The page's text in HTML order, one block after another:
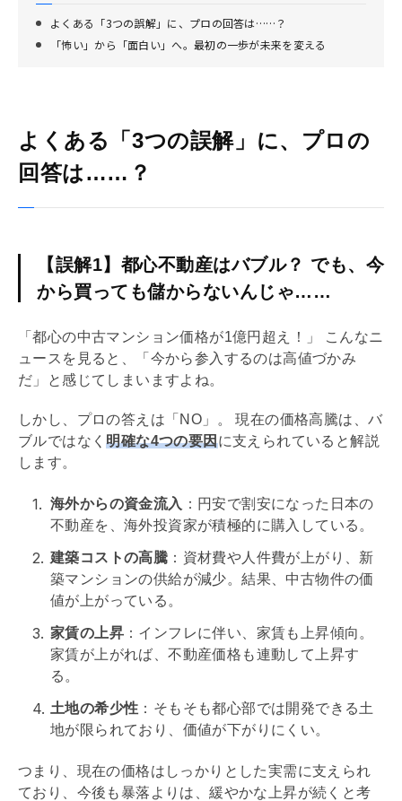
よくある「3つの誤解」に、プロの回答は……？
「怖い」から「面白い」へ。最初の一歩が未来を変える
よくある「3つの誤解」に、プロの
回答は……？
【誤解1】都心不動産はバブル？ でも、今
から買っても儲からないんじゃ……
「都心の中古マンション価格が1億円超え！」 こんなニ
ュースを見ると、「今から参入するのは高値づかみ
だ」と感じてしまいますよね。
しかし、プロの答えは「NO」。 現在の価格高騰は、バ
ブルではなく明確な4つの要因に支えられていると解説
します。
海外からの資金流入 ：円安で割安になった日本の
不動産を、海外投資家が積極的に購入している。
建築コストの高騰 ：資材費や人件費が上がり、新
築マンションの供給が減少。結果、中古物件の価
値が上がっている。
家賃の上昇 ：インフレに伴い、家賃も上昇傾向。
家賃が上がれば、不動産価格も連動して上昇す
る。
土地の希少性 ：そもそも都心部では開発できる土
地が限られており、価値が下がりにくい。
つまり、現在の価格はしっかりとした実需に支えられ
ており、今後も暴落よりは、緩やかな上昇が続くと考